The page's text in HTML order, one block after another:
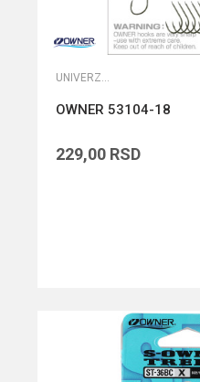
UNIVERZALNE UDICE
OWNER 53104-18
229,00 RSD